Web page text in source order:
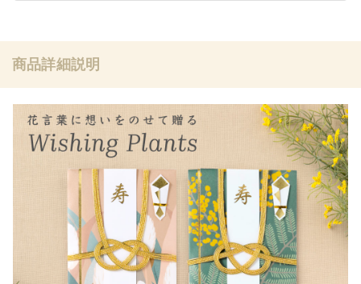
商品詳細説明